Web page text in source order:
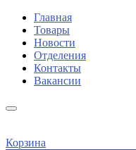
Главная
Товары
Новости
Отделения
Контакты
Вакансии
Корзина